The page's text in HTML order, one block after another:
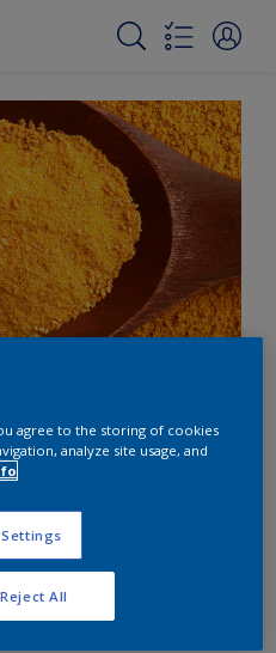
décline
et joyeux.
agree to the storing of cookies
analyze site usage, and
Reject All